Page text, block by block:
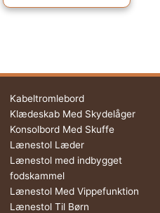
Kabeltromlebord
Klædeskab Med Skydelåger
Konsolbord Med Skuffe
Lænestol Læder
Lænestol med indbygget
fodskammel
Lænestol Med Vippefunktion
Lænestol Til Børn